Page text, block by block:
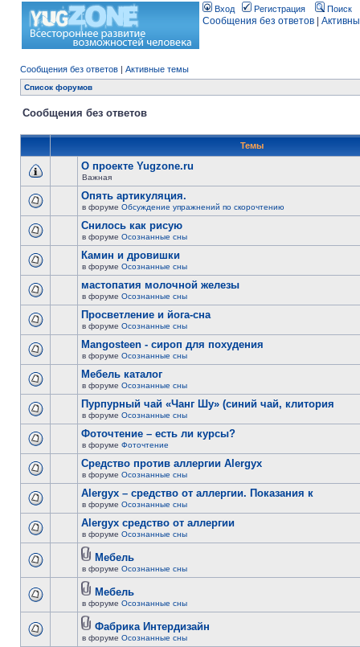
Вход Регистрация Поиск
Сообщения без ответов
Сообщения без ответов | Активные темы
Список форумов
Сообщения без ответов
Темы
О проекте Yugzone.ru
Важная
Опять артикуляция.
в форуме Обсуждение упражнений по скорочтению
Снилось как рисую
в форуме Осознанные сны
Камин и дровишки
в форуме Осознанные сны
мастопатия молочной железы
в форуме Осознанные сны
Просветление и йога-сна
в форуме Осознанные сны
Mangosteen - сироп для похудения
в форуме Осознанные сны
Мебель каталог
в форуме Осознанные сны
Пурпурный чай «Чанг Шу» (синий чай, клитория
в форуме Осознанные сны
Фоточтение – есть ли курсы?
в форуме Фоточтение
Cредство против аллергии Alergyx
в форуме Осознанные сны
Alergyx – средство от аллергии. Показания к
в форуме Осознанные сны
Alergyx средство от аллергии
в форуме Осознанные сны
Мебель
в форуме Осознанные сны
Мебель
в форуме Осознанные сны
Фабрика Интердизайн
в форуме Осознанные сны